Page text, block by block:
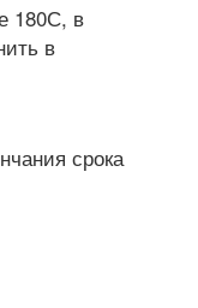
180С, в
в
срока